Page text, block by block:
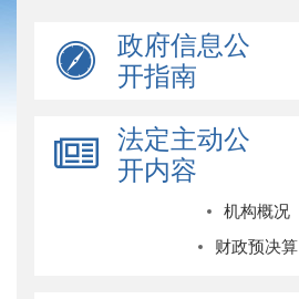
政府信息公
开指南
法定主动公
开内容
机构概况
财政预决算